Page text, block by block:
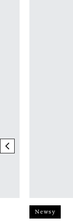
previous element
Newsy